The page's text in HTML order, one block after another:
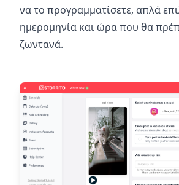
να το προγραμματίσετε, απλά
ημερομηνία και ώρα που θα
ζωντανά.